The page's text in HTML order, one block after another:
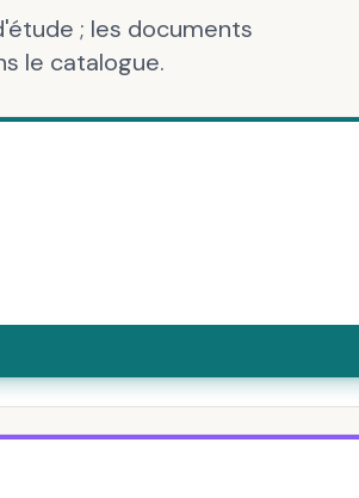
; les documents
le catalogue.